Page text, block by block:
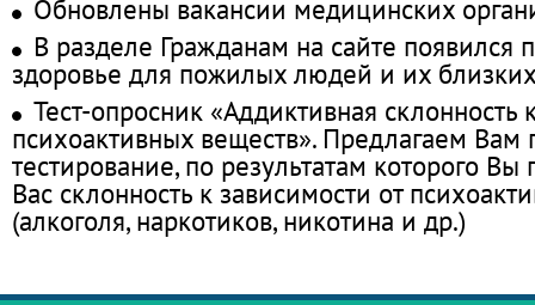
Обновлены вакансии медицинских
В разделе Гражданам на сайте появился
здоровье для пожилых людей и их
Тест-опросник «Аддиктивная склонность
психоактивных веществ». Предлагаем
тестирование, по результатам которого Вы
Вас склонность к зависимости от
(алкоголя, наркотиков, никотина и др.)